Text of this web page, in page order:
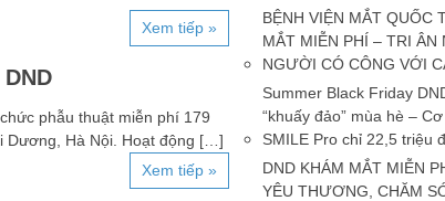
Xem tiếp »
phẫu thuật miễn phí 179
Dương, Hà Nội. Hoạt động […]
Xem tiếp »
BỆNH VIỆN MẮT QUỐC
MẮT MIỄN PHÍ – TRI ÂN
NGƯỜI CÓ CÔNG VỚI
Summer Black Friday
“khuấy đảo” mùa hè –
SMILE Pro chỉ 22,5 triệu
DND KHÁM MẮT MIỄN
YÊU THƯƠNG, CHĂM